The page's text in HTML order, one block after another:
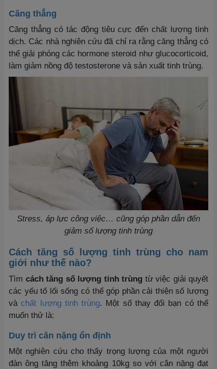
Căng thẳng
Căng thẳng có tác động tiêu cực đến chất lượng tinh
dịch. Các nhà nghiên cứu đã chỉ ra rằng căng thẳng có
thể giải phóng các hormone steroid như glucocorticoid,
làm giảm nồng độ testosterone và sản xuất tinh trùng.
Stress, áp lực công việc… cũng góp phần dẫn đến
giảm số lượng tinh trùng
Cách tăng số lượng tinh trùng cho nam
giới như thế nào?
Tìm cách tăng số lượng tinh trùng từ việc giải quyết
các yếu tố lối sống có thể góp phần cải thiện số lượng
vàchất lượng tinh trùng. Một số thay đổi bạn có thể
muốn thử là:
Duy trì cân nặng ổn định
Một nghiên cứu cho thấy trọng lượng của một người
đàn ông tăng thêm khoảng 10kg so với cân nặng đạt